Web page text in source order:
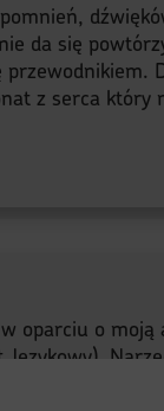
da się
z serca który
oparciu o moją